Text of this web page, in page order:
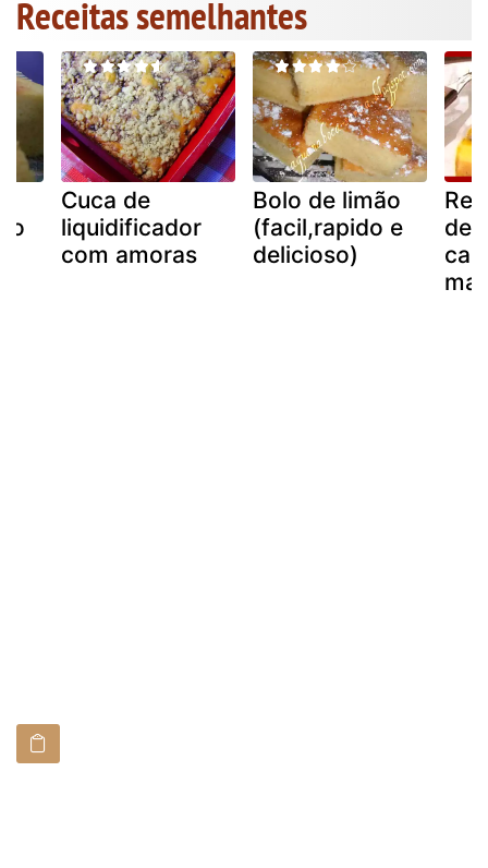
Receitas semelhantes
Cuca de
liquidificador
com amoras
Bolo de limão
(facil,rapido e
delicioso)
de